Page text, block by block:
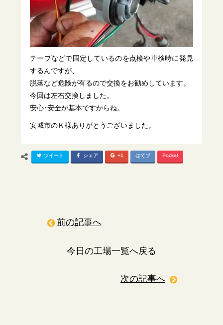
テープなどで固定しているのを点検や車検時に発見
するんですが、
脱落など危険が有るので交換をお勧めしています。
今回は左右交換しました。
安心･安全が基本ですからね。
安城市のＫ様ありがとうございました。
ツイート シェア +1 はてブ Pocket
前の記事へ
今日の工場一覧へ戻る
次の記事へ